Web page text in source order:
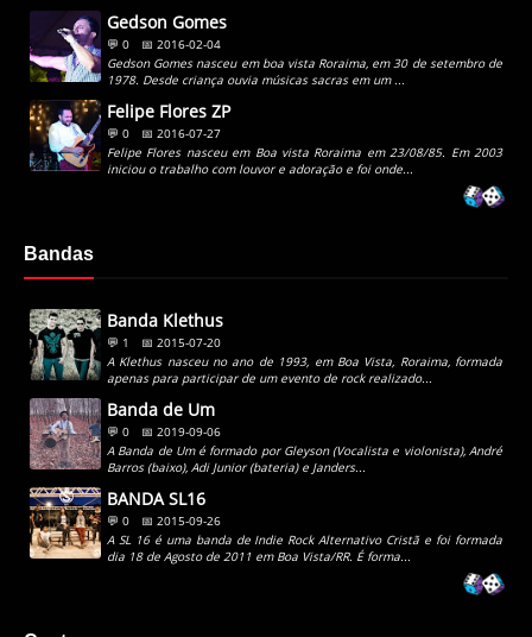
Gedson Gomes
💬 0
📅 2016-02-04
Gedson Gomes nasceu em boa vista Roraima, em 30 de setembro de
1978. Desde criança ouvia músicas sacras em um ...
Felipe Flores ZP
💬 0
📅 2016-07-27
Felipe Flores nasceu em Boa vista Roraima em 23/08/85. Em 2003
iniciou o trabalho com louvor e adoração e foi onde...
Bandas
Banda Klethus
💬 1
📅 2015-07-20
A Klethus nasceu no ano de 1993, em Boa Vista, Roraima, formada
apenas para participar de um evento de rock realizado...
Banda de Um
💬 0
📅 2019-09-06
A Banda de Um é formado por Gleyson (Vocalista e violonista), André
Barros (baixo), Adi Junior (bateria) e Janders...
BANDA SL16
💬 0
📅 2015-09-26
A SL 16 é uma banda de Indie Rock Alternativo Cristã e foi formada
dia 18 de Agosto de 2011 em Boa Vista/RR. É forma...